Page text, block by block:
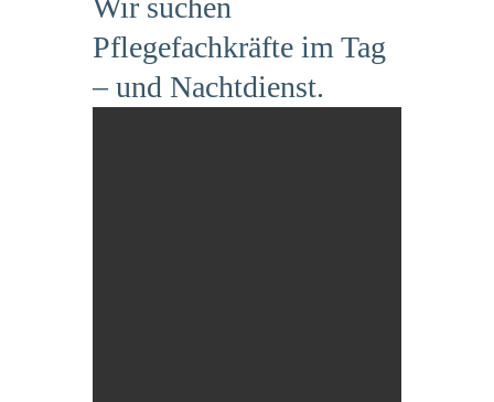
Wir suchen
Pflegefachkräfte im Tag
– und Nachtdienst.